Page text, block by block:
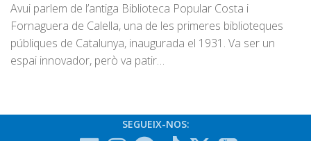
Avui parlem de l’antiga Biblioteca Popular Costa i
Fornaguera de Calella, una de les primeres biblioteques
públiques de Catalunya, inaugurada el 1931. Va ser un
espai innovador, però va patir…
SEGUEIX-NOS: